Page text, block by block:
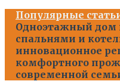
Популярные
Одноэтажный дом
спальнями и
инновационное
комфортного
современной